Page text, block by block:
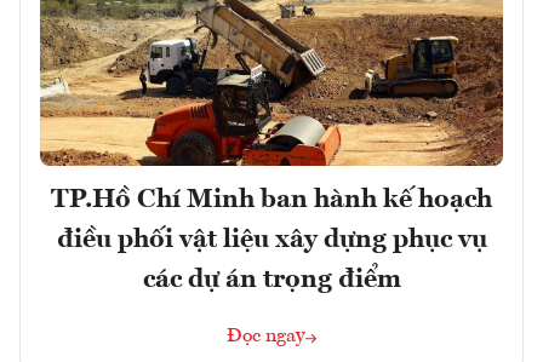
TP.Hồ Chí Minh ban hành kế hoạch
điều phối vật liệu xây dựng phục vụ
các dự án trọng điểm
Đọc ngay